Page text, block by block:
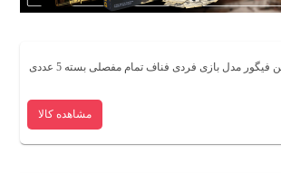
فیگور مدل بازی فردی فناف تمام مفصلی بسته 5 عددی
مشاهده کالا